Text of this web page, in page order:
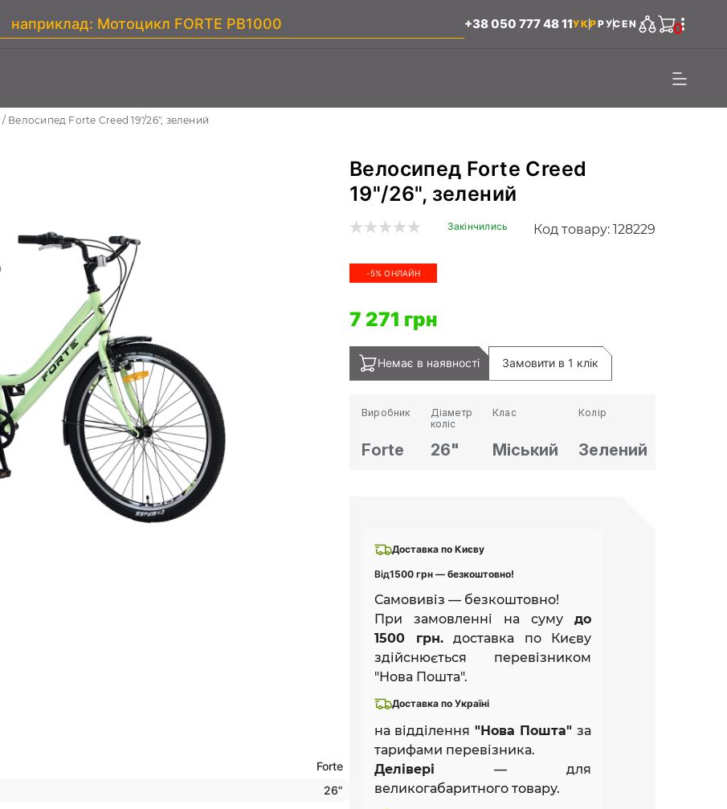
+38 050 777 48 11УКРРУСEN 0
Велосипед Forte Creed 19"/26", зелений
Forte
26"
Велосипед Forte Creed
19"/26", зелений
Закінчились Код товару: 128229
-5% ОНЛАЙН
7 271 грн
Немає в наявності Замовити в 1 клік
Виробник
Forte
Діаметр
коліс
26"
Клас
Міський
Колір
Зелений
Доставка по Києву
Від1500 грн — безкоштовно!
Самовивіз — безкоштовно!
При замовленні на суму до
1500 грн.доставка по Києву
здійснюється перевізником
"Нова Пошта".
Доставка по Україні
на відділення "Нова Пошта" за
тарифами перевізника.
Делівері — для
великогабаритного товару.